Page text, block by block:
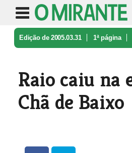
Edição de 2005.03.31 1ª página
Raio caiu na
Chã de Baixo